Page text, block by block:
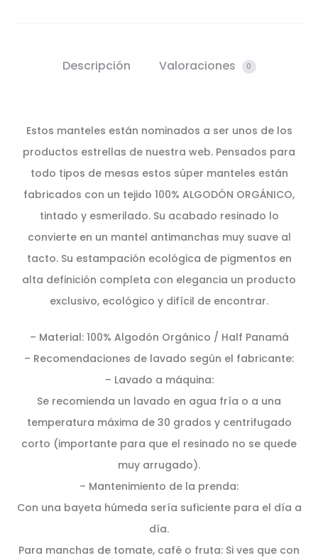
Descripción Valoraciones 0
Estos manteles están nominados a ser unos de los
productos estrellas de nuestra web. Pensados para
todo tipos de mesas estos súper manteles están
fabricados con un tejido 100% ALGODÓN ORGÁNICO,
tintado y esmerilado. Su acabado resinado lo
convierte en un mantel antimanchas muy suave al
tacto. Su estampación ecológica de pigmentos en
alta definición completa con elegancia un producto
exclusivo, ecológico y difícil de encontrar.
– Material: 100% Algodón Orgánico / Half Panamá
– Recomendaciones de lavado según el fabricante:
– Lavado a máquina:
Se recomienda un lavado en agua fría o a una
temperatura máxima de 30 grados y centrifugado
corto (importante para que el resinado no se quede
muy arrugado).
– Mantenimiento de la prenda:
Con una bayeta húmeda sería suficiente para el día a
día.
Para manchas de tomate, café o fruta: Si ves que con